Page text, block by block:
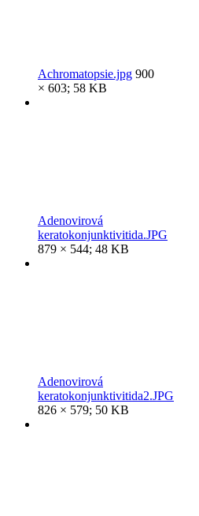
Achromatopsie.jpg 900
× 603; 58 KB
Adenovirová
keratokonjunktivitida.JPG
879 × 544; 48 KB
Adenovirová
keratokonjunktivitida2.JPG
826 × 579; 50 KB